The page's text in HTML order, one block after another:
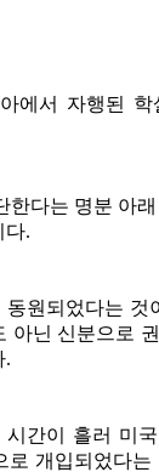
에서 자행된
한다는 명분 아
다.
원되었다는 것
아닌 신분으로
.
시간이 흘러 미
로 개입되었다는